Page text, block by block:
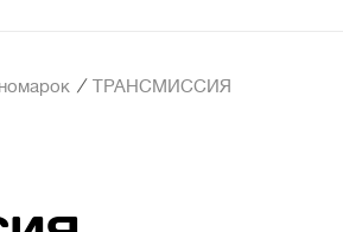
/ ТРАНСМИССИЯ